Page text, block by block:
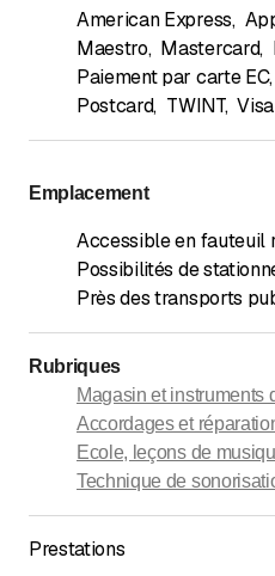
American Express,
Maestro, Mastercard,
Paiement par carte EC,
Postcard, TWINT, Visa
Emplacement
Accessible en fauteuil
Possibilités de
Près des transports
Rubriques
Magasin et instruments
Accordages et
Ecole, leçons de
Technique de
Prestations